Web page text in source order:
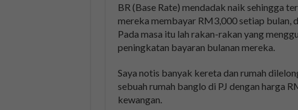
BR (Base Rate) mendadak naik sehingga
mereka membayar RM3,000 setiap bulan,
Pada masa itu lah rakan-rakan yang
peningkatan bayaran bulanan mereka.
Saya notis banyak kereta dan rumah
sebuah rumah banglo di PJ dengan harga
kewangan.